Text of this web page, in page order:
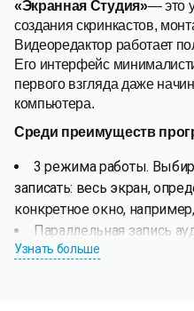
«Экранная Студия»— это
создания скринкастов,
Видеоредактор работает
Его интерфейс
первого взгляда даже
компьютера.
Среди преимуществ
3 режима работы.
записать: весь экран,
конкретное окно,
Параллельная запись
и записывайте голосовые
Узнать больше